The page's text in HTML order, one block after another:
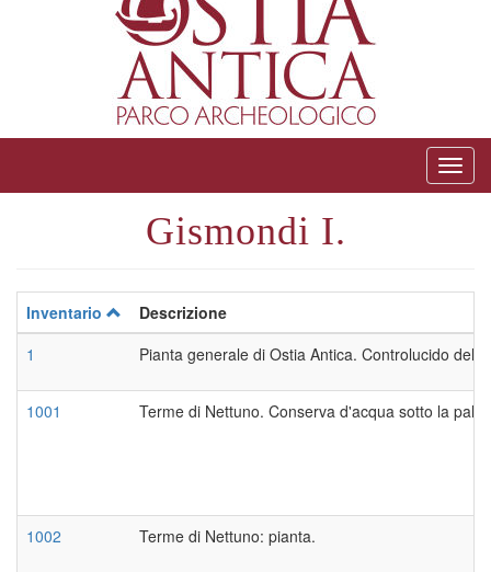
Gismondi I.
Inventario
Descrizione
1
Pianta generale di Ostia Antica. Controlucido
1001 Terme di Nettuno. Conserva d'acqua sotto la
1002 Terme di Nettuno: pianta.